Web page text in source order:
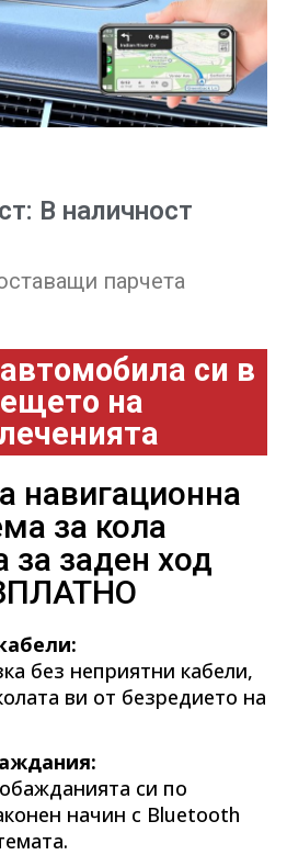
В наличност
парчета
си в
на
навигационна
за кола
за заден ход
без неприятни кабели,
ви от безредието на
си по
начин с Bluetooth